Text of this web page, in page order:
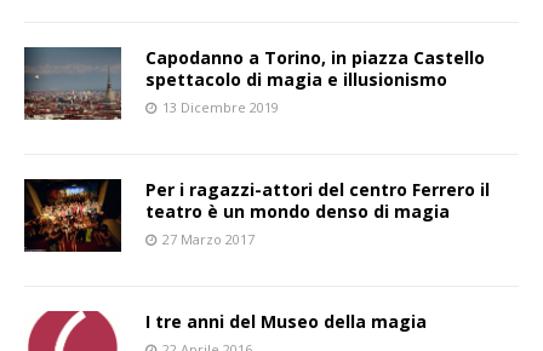
Capodanno a Torino, in piazza Castello
spettacolo di magia e illusionismo
13 Dicembre 2019
Per i ragazzi-attori del centro Ferrero il
teatro è un mondo denso di magia
27 Marzo 2017
I tre anni del Museo della magia